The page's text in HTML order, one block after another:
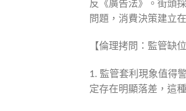
反《廣告法》。街頭
問題，消費決策建立
【倫理拷問：監管缺
1. 監管套利現象值得
定存在明顯落差，這